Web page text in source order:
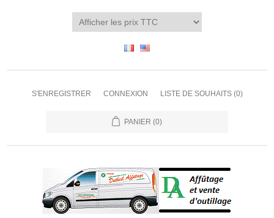
S'ENREGISTRER CONNEXION LISTE DE SOUHAITS (0)
PANIER (0)